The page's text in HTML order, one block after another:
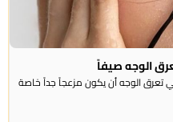
الوجه أن يكون مزعجاً جداً خاصة